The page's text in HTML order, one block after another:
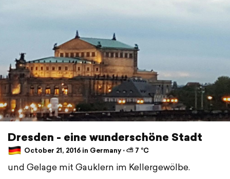
Dresden - eine wunderschöne Stadt
October 21, 2016 in Germany ⋅ ⛅ 7 °C
und Gelage mit Gauklern im Kellergewölbe.